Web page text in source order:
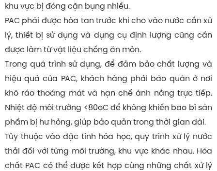
khu vực bị đóng cặn bụng nhiều.
PAC phải được hòa tan trước khi cho vào nước cần xử
lý, thiết bị sử dụng và dụng cụ định lượng cũng cần
được làm từ vật liệu chống ăn mòn.
Trong quá trình sử dụng, để đảm bảo chất lượng và
hiệu quả của PAC, khách hàng phải bảo quản ở nơi
khô ráo thoáng mát và hạn chế ánh nắng trực tiếp.
Nhiệt độ môi trường <80oC để không khiến bao bì sản
phẩm bị hư hỏng, giúp bảo quản trong thời gian dài.
Tùy thuộc vào đặc tính hóa học, quy trình xử lý nước
thải đối với từng môi trường, khu vực khác nhau. Hóa
chất PAC có thể được kết hợp cùng những chất xử lý